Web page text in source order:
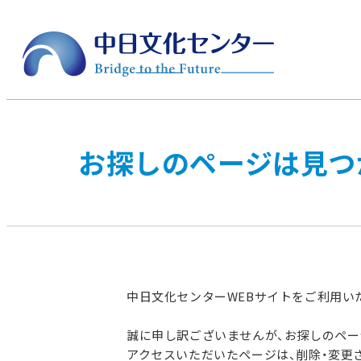
お探しのページは見
中日文化センターWEBサイトをご利用い
誠に申し訳ございませんが、お探しのペ
アクセスいただいたページは、削除・変